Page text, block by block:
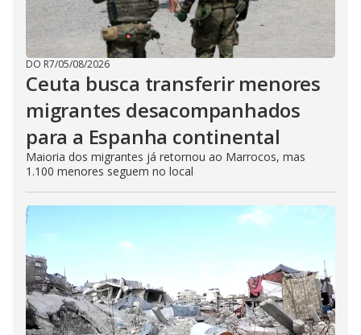
DO R7/05/08/2026
Ceuta busca transferir menores
migrantes desacompanhados
para a Espanha continental
Maioria dos migrantes já retornou ao Marrocos, mas
1.100 menores seguem no local